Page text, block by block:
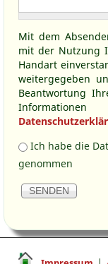
Mit dem
mit der Nutzung
Handart
weitergegeben
Beantwortung
Kenntnis
Ich habe die
genommen